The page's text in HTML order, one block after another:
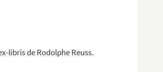
libris de Rodolphe Reuss.